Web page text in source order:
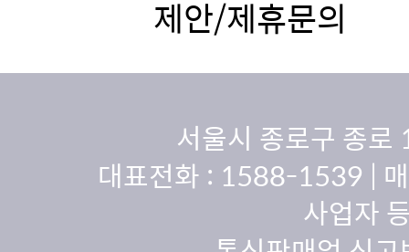
제안/제휴문의
서울시 종로구 종
대표전화 : 1588-1539 |
사업자